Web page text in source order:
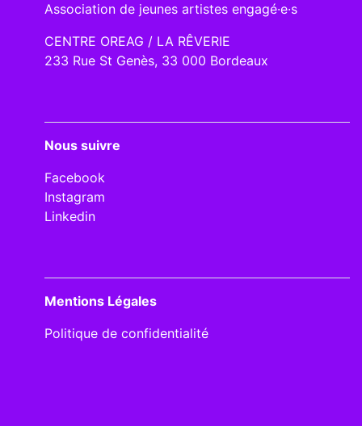
Association de jeunes artistes engagé·e·s
CENTRE OREAG / LA RÊVERIE
233 Rue St Genès, 33 000 Bordeaux
Nous suivre
Facebook
Instagram
Linkedin
Mentions Légales
Politique de confidentialité